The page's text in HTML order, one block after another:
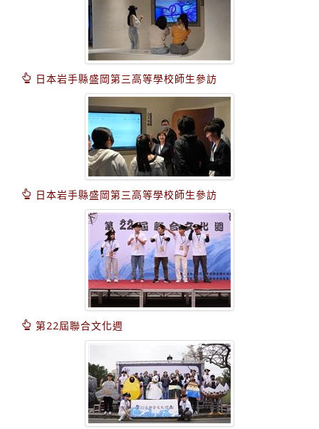
日本岩手縣盛岡第三高等學校師生參訪
日本岩手縣盛岡第三高等學校師生參訪
第22屆聯合文化週